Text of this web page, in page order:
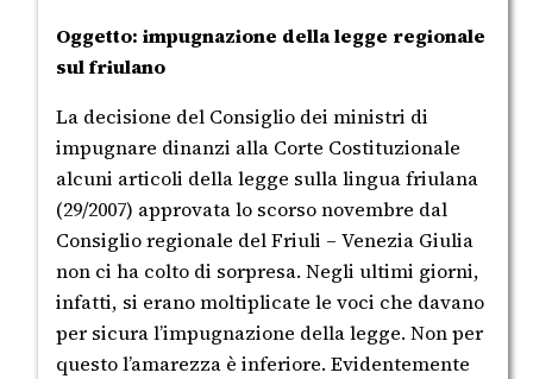
Oggetto: impugnazione della legge regionale
sul friulano
La decisione del Consiglio dei ministri di
impugnare dinanzi alla Corte Costituzionale
alcuni articoli della legge sulla lingua friulana
(29/2007) approvata lo scorso novembre dal
Consiglio regionale del Friuli – Venezia Giulia
non ci ha colto di sorpresa. Negli ultimi giorni,
infatti, si erano moltiplicate le voci che davano
per sicura l’impugnazione della legge. Non per
questo l’amarezza è inferiore. Evidentemente